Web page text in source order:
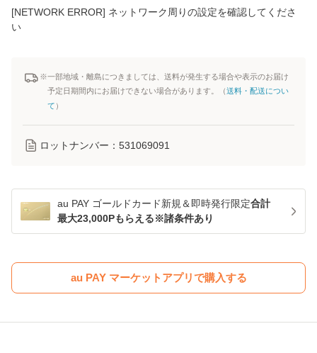
[NETWORK ERROR] ネットワーク周りの設定を確認してくださ
い
※一部地域・離島につきましては、送料が発生する場合や表示のお届け
予定日期間内にお届けできない場合があります。（送料・配送につい
て ）
ロットナンバー： 531069091
au PAY ゴールドカード新規＆即時発行限定合計
最大23,000Pもらえる※諸条件あり
au PAY マーケットアプリで購入する